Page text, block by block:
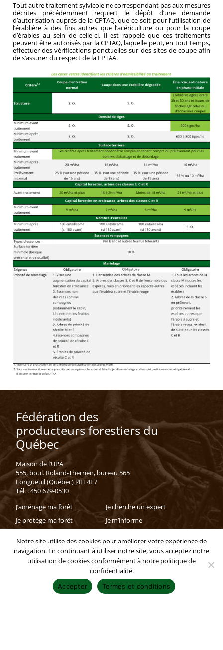
Tout autre traitement sylvicole ne correspondant pas aux mesures
décrites précédemment requiert le dépôt d’une demande
d’autorisation auprès de la CPTAQ, que ce soit pour l’utilisation de
l’érablière à des fins autres que l’acériculture ou pour la coupe
d’érables au sein de celle-ci. Il est rappelé que ces traitements
peuvent être autorisés par la CPTAQ, laquelle peut, en tout temps,
effectuer des vérifications ponctuelles sur des sites de coupe afin
de s’assurer du respect de la LPTAA.
Fédération des
producteurs forestiers du
Québec
Maison de l’UPA
555, boul. Roland-Therrien, bureau 565
Longueuil (Québec) J4H 4E7
Tél. : 450 679-0530
J’aménage ma forêt
Je protège ma forêt
Je vends mon bois
Je cherche un expert
Je m’informe
Notre site utilise des cookies pour améliorer votre expérience de
navigation. En continuant à utiliser notre site, vous acceptez notre
utilisation de cookies conformément à notre politique de
confidentialité.
Accepter Termes et conditions